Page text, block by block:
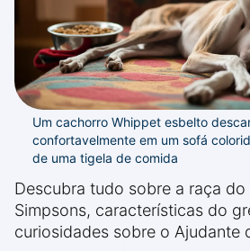
Um cachorro Whippet esbelto
confortavelmente em um sofá
de uma tigela de comida
Descubra tudo sobre a raça
Simpsons, características do
curiosidades sobre o Ajudante